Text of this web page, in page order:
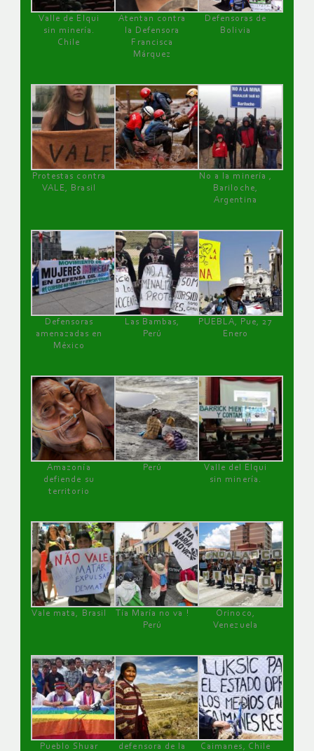
Valle de Elqui
sin minería.
Chile
Atentan contra
la Defensora
Francisca
Márquez
Defensoras de
Bolivia
Protestas contra
VALE, Brasil
No a la minería ,
Bariloche,
Argentina
Defensoras
amenazadas en
México
Las Bambas,
Perú
PUEBLA, Pue, 27
Enero
Amazonía
defiende su
territorio
Perú
Valle del Elqui
sin minería.
Vale mata, Brasil
Tía María no va !
Perú
Orinoco,
Venezuela
Pueblo Shuar defensora de la Caimanes, Chile